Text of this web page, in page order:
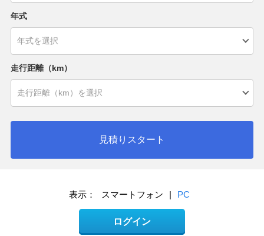
年式
走行距離（km）
見積りスタート
表示： スマートフォン | PC
ログイン